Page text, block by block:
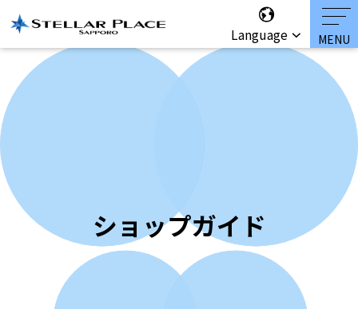
Language
ショップガイド